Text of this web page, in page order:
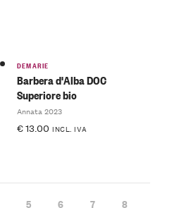
DEMARIE
Barbera d'Alba DOC
Superiore bio
Annata 2023
€13.00 INCL. IVA
5 6 7
8